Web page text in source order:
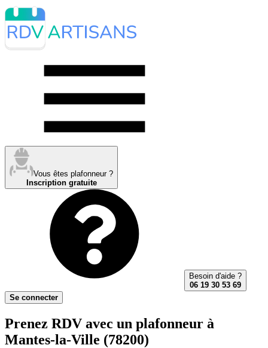
Vous êtes plafonneur ?
Inscription gratuite
Besoin d'aide ?
06 19 30 53 69
Se connecter
Prenez RDV avec un plafonneur à
Mantes-la-Ville (78200)